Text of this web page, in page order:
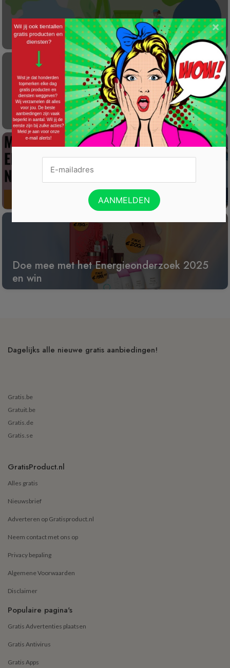
Laat éénmalig GRATIS je container reinigen
Gratis Princess elektrische kachel t.w.v. €
100
Win een wijnreis naar Spanje
Doe mee met het Energieonderzoek 2025
en win
Dagelijks alle nieuwe gratis aanbiedingen!
Gratis.be
Gratuit.be
Gratis.de
Gratis.se
GratisProduct.nl
Alles gratis
Nieuwsbrief
Adverteren op Gratisproduct.nl
Neem contact met ons op
Privacy bepaling
Algemene Voorwaarden
Disclaimer
Populaire pagina's
Gratis Advertenties plaatsen
Gratis Antivirus
Gratis Apps
×